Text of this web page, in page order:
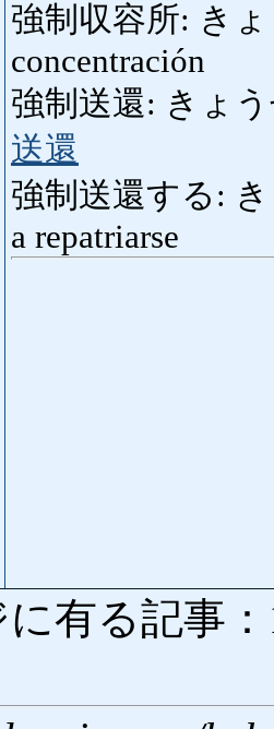
強制収容所: き
concentración
強制送還: きょ
送還
強制送還する:
a repatriarse
有る記事